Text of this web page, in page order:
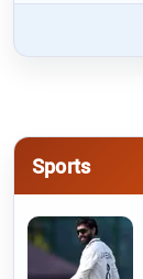
Sports